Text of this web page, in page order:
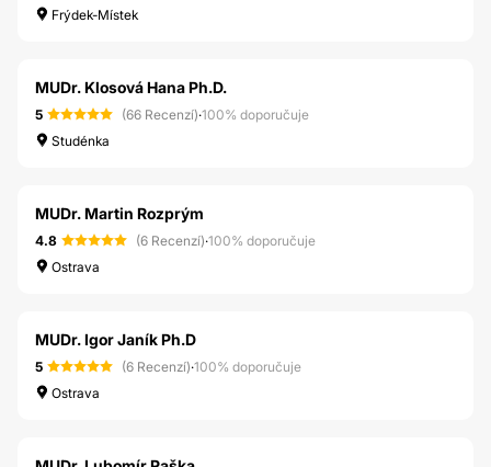
Frýdek-Místek
MUDr. Klosová Hana Ph.D.
5 (66 Recenzí)·100% doporučuje
Studénka
MUDr. Martin Rozprým
4.8 (6 Recenzí)·100% doporučuje
Ostrava
MUDr. Igor Janík Ph.D
5 (6 Recenzí)·100% doporučuje
Ostrava